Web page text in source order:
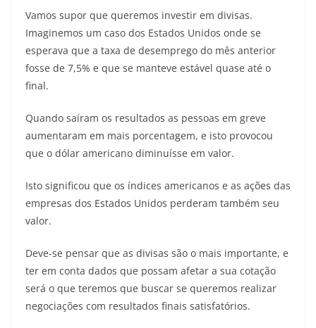
Vamos supor que queremos investir em divisas.
Imaginemos um caso dos Estados Unidos onde se
esperava que a taxa de desemprego do mês anterior
fosse de 7,5% e que se manteve estável quase até o
final.
Quando saíram os resultados as pessoas em greve
aumentaram em mais porcentagem, e isto provocou
que o dólar americano diminuísse em valor.
Isto significou que os índices americanos e as ações das
empresas dos Estados Unidos perderam também seu
valor.
Deve-se pensar que as divisas são o mais importante, e
ter em conta dados que possam afetar a sua cotação
será o que teremos que buscar se queremos realizar
negociações com resultados finais satisfatórios.